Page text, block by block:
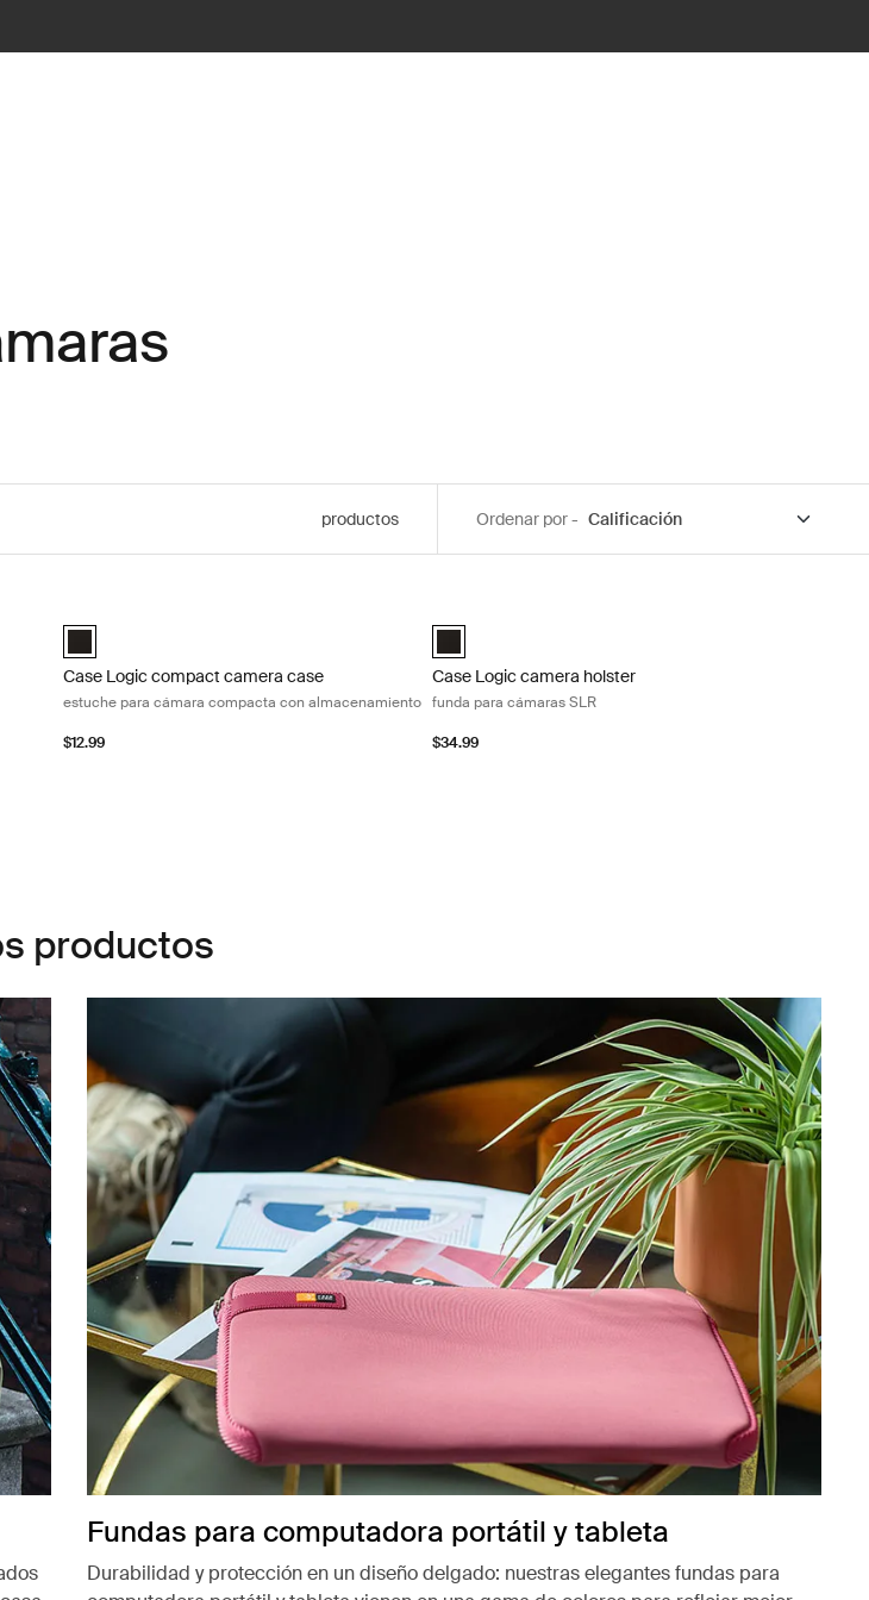
productos Ordenar por -
Case Negro (selected)
Case Logic Compact Camera Case with Storage Negro (selected)
Case Logic compact camera case
estuche para cámara compacta con almacenamiento
$12.99
Case Logic SLR camera holster Negro (selected)
Case Logic camera holster
funda para cámaras SLR
$34.99
productos
Fundas para computadora portátil y tableta
Durabilidad y protección en un diseño delgado: nuestras elegantes fundas para